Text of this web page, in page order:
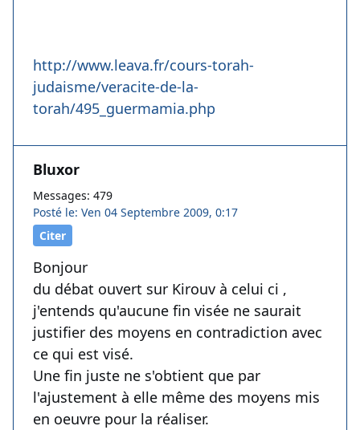
http://www.leava.fr/cours-torah-
judaisme/veracite-de-la-
torah/495_guermamia.php
Bluxor
Messages: 479
Posté le: Ven 04 Septembre 2009, 0:17
Citer
Bonjour
du débat ouvert sur Kirouv à celui ci ,
j'entends qu'aucune fin visée ne saurait
justifier des moyens en contradiction avec
ce qui est visé.
Une fin juste ne s'obtient que par
l'ajustement à elle même des moyens mis
en oeuvre pour la réaliser.